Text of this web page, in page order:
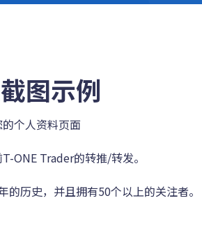
图示例
个人资料页面
ONE Trader的转推/转发。
的历史，并且拥有50个以上的关注者。